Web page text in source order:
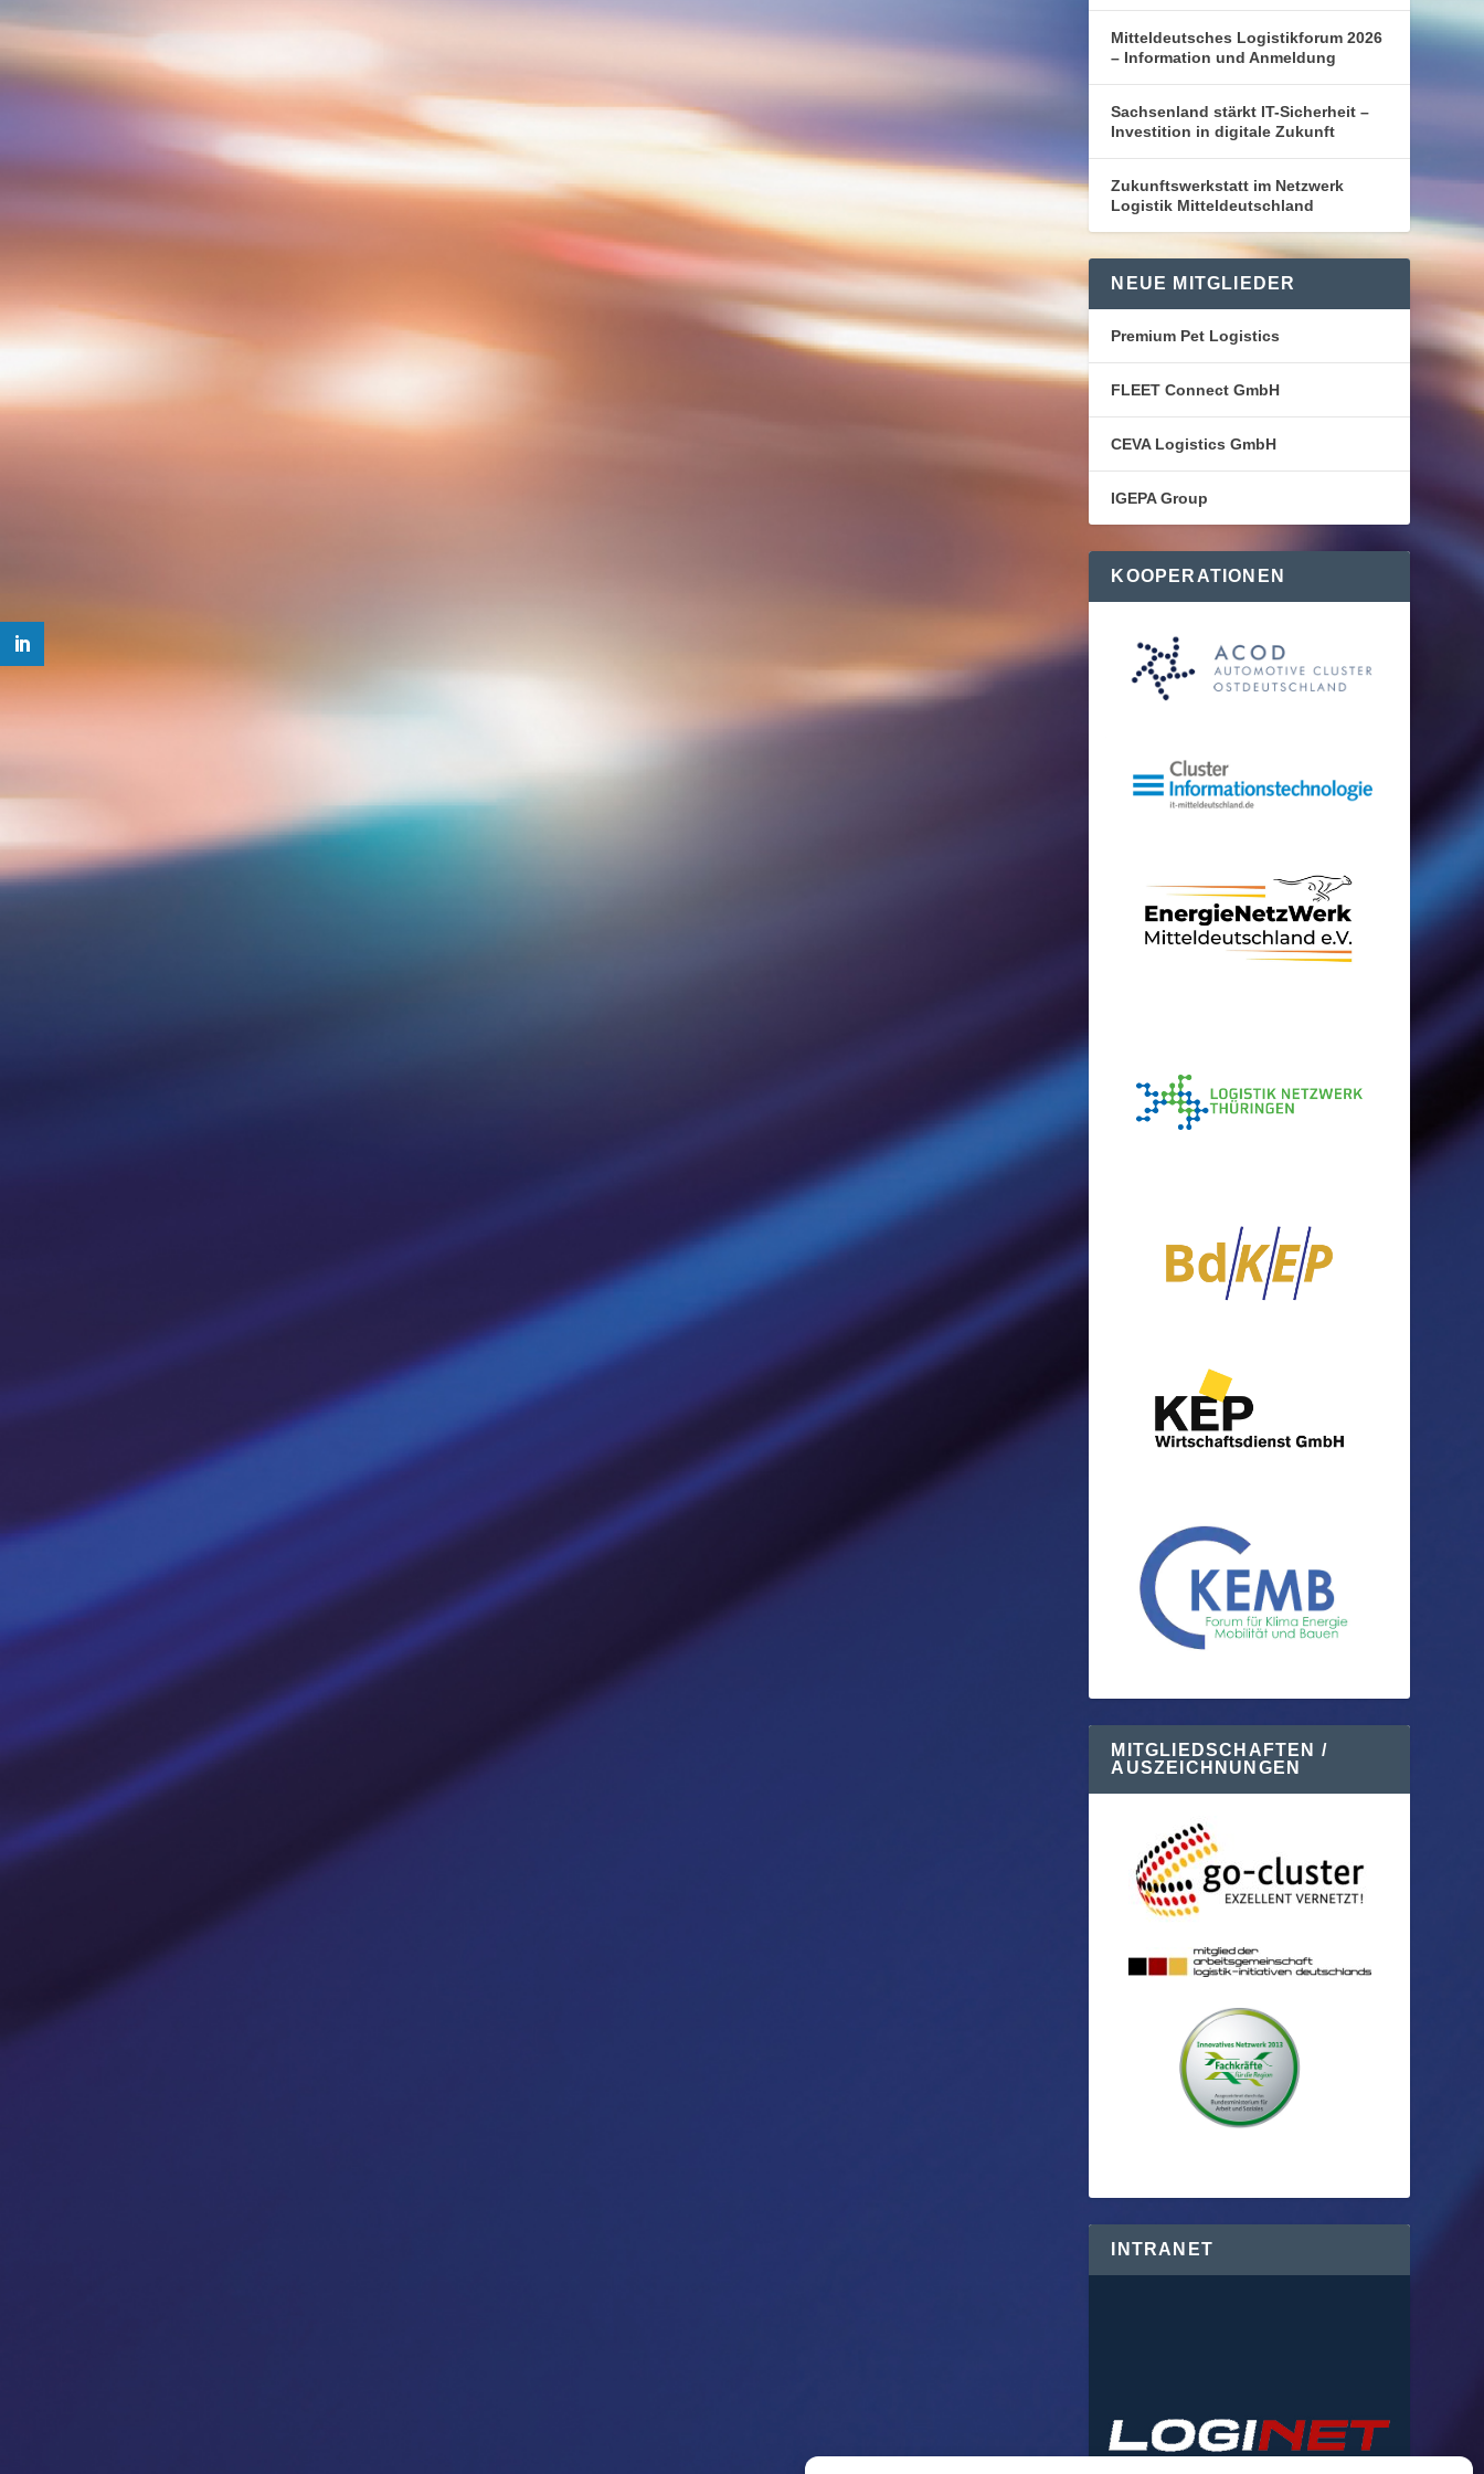
Mitteldeutsches Logistikforum 2026
– Information und Anmeldung
Sachsenland stärkt IT-Sicherheit –
Investition in digitale Zukunft
Zukunftswerkstatt im Netzwerk
Logistik Mitteldeutschland
NEUE MITGLIEDER
Premium Pet Logistics
FLEET Connect GmbH
CEVA Logistics GmbH
IGEPA Group
KOOPERATIONEN
MITGLIEDSCHAFTEN /
AUSZEICHNUNGEN
INTRANET